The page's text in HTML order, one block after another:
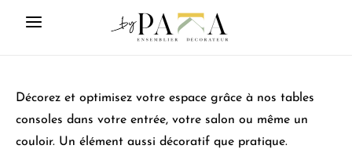
Décorez et optimisez votre espace grâce à nos tables
consoles dans votre entrée, votre salon ou même un
couloir. Un élément aussi décoratif que pratique.